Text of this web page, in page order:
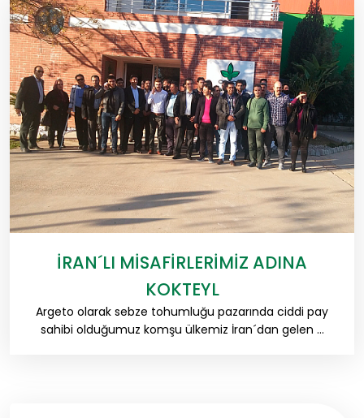
İRAN´LI MİSAFİRLERİMİZ ADINA
KOKTEYL
Argeto olarak sebze tohumluğu pazarında ciddi pay
sahibi olduğumuz komşu ülkemiz İran´dan gelen ...